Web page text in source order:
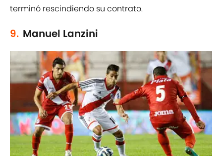
terminó rescindiendo su contrato.
9. Manuel Lanzini